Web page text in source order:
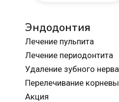
Эндодонтия
Лечение пульпита
Лечение периодонтита
Удаление зубного нерва
Перелечивание
Акция